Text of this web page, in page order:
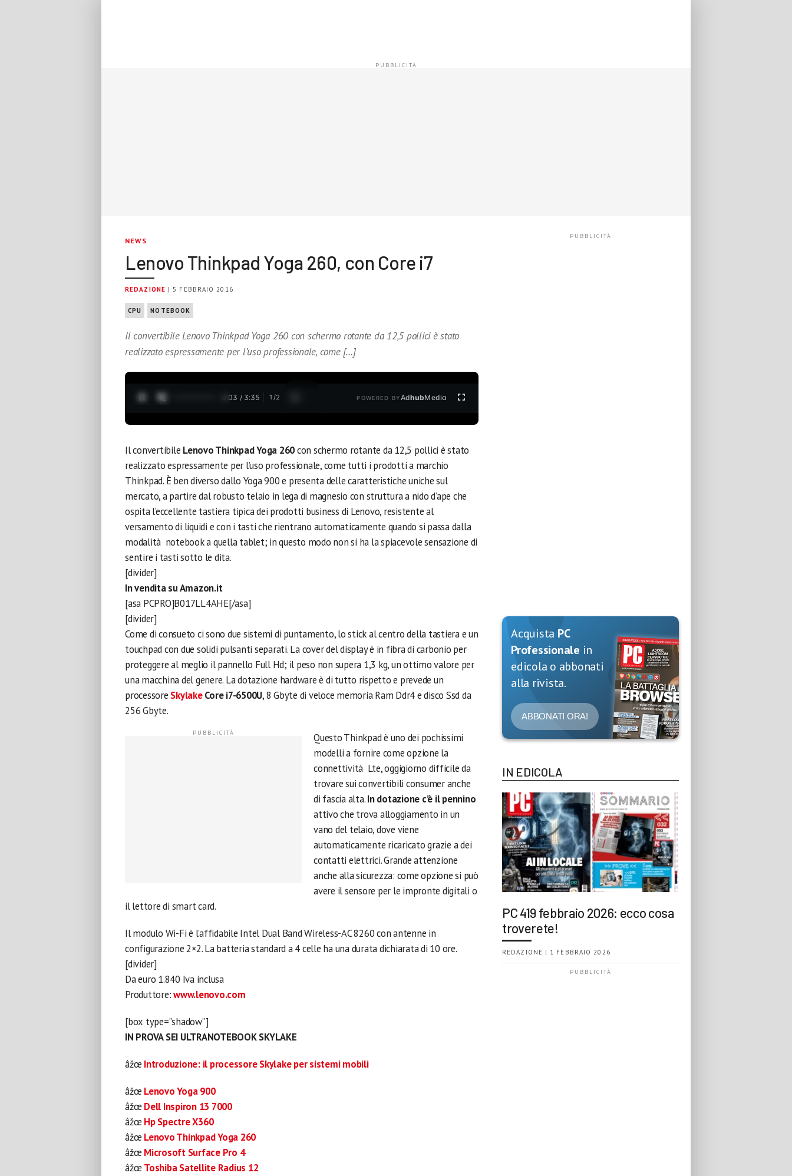
NEWS
Lenovo Thinkpad Yoga 260, con Core i7
REDAZIONE | 5 FEBBRAIO 2016
CPU NOTEBOOK
Il convertibile Lenovo Thinkpad Yoga 260 con schermo rotante da 12,5 pollici è stato
realizzato espressamente per l’uso professionale, come […]
0:04 / 3:35 1 /2 POWERED BYAdhubMedia
Il convertibile Lenovo Thinkpad Yoga 260con schermo rotante da 12,5 pollici è stato
realizzato espressamente per l’uso professionale, come tutti i prodotti a marchio
Thinkpad. È ben diverso dallo Yoga 900 e presenta delle caratteristiche uniche sul
mercato, a partire dal robusto telaio in lega di magnesio con struttura a nido d’ape che
ospita l’eccellente tastiera tipica dei prodotti business di Lenovo, resistente al
versamento di liquidi e con i tasti che rientrano automaticamente quando si passa dalla
modalità notebook a quella tablet; in questo modo non si ha la spiacevole sensazione di
sentire i tasti sotto le dita.
[divider]
In vendita su Amazon.it
[asa PCPRO]B017LL4AHE[/asa]
[divider]
Come di consueto ci sono due sistemi di puntamento, lo stick al centro della tastiera e un
touchpad con due solidi pulsanti separati. La cover del display è in fibra di carbonio per
proteggere al meglio il pannello Full Hd; il peso non supera 1,3 kg, un ottimo valore per
una macchina del genere. La dotazione hardware è di tutto rispetto e prevede un
processore Skylake Core i7-6500U, 8 Gbyte di veloce memoria Ram Ddr4 e disco Ssd da
256 Gbyte.
Questo Thinkpad è uno dei pochissimi
modelli a fornire come opzione la
connettività Lte, oggigiorno difficile da
trovare sui convertibili consumer anche
di fascia alta.In dotazione c’è il pennino
attivo che trova alloggiamento in un
vano del telaio, dove viene
automaticamente ricaricato grazie a dei
contatti elettrici. Grande attenzione
anche alla sicurezza: come opzione si può
avere il sensore per le impronte digitali o
il lettore di smart card.
Il modulo Wi-Fi è l’affidabile Intel Dual Band Wireless-AC 8260 con antenne in
configurazione 2×2. La batteria standard a 4 celle ha una durata dichiarata di 10 ore.
[divider]
Da euro 1.840 Iva inclusa
Produttore:www.lenovo.com
[box type=”shadow”]
IN PROVA SEI ULTRANOTEBOOK SKYLAKE
âžœ Introduzione: il processore Skylake per sistemi mobili
âžœ Lenovo Yoga 900
âžœ Dell Inspiron 13 7000
âžœ Hp Spectre X360
âžœ Lenovo Thinkpad Yoga 260
âžœ Microsoft Surface Pro 4
âžœ Toshiba Satellite Radius 12
Acquista PC
Professionale in
edicola o abbonati
alla rivista.
ABBONATI ORA!
IN EDICOLA
PC 419 febbraio 2026: ecco cosa
troverete!
REDAZIONE | 1 FEBBRAIO 2026